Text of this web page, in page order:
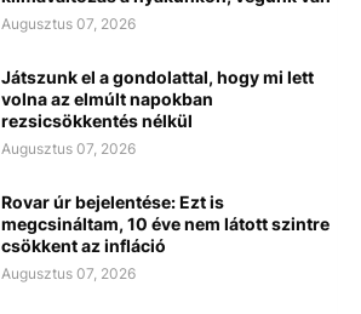
Augusztus 07, 2026
Játszunk el a gondolattal, hogy mi lett
volna az elmúlt napokban
rezsicsökkentés nélkül
Augusztus 07, 2026
Rovar úr bejelentése: Ezt is
megcsináltam, 10 éve nem látott szintre
csökkent az infláció
Augusztus 07, 2026